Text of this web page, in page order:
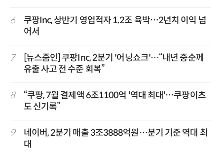
6
쿠팡Inc, 상반기 영업적자 1.2조 육박…2년치 이익 넘
어서
7
[뉴스줌인] 쿠팡Inc, 2분기 '어닝쇼크'…“내년 중순께
유출 사고 전 수준 회복”
8
“쿠팡, 7월 결제액 6조1100억 '역대 최대'…쿠팡이츠
도 신기록”
9
네이버, 2분기 매출 3조3888억원…분기 기준 역대 최
대